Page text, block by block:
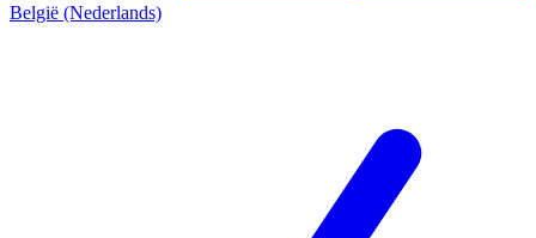
België (Nederlands)